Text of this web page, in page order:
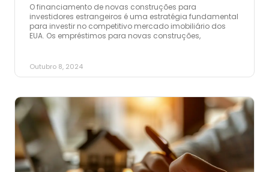
O financiamento de novas construções para
investidores estrangeiros é uma estratégia fundamental
para investir no competitivo mercado imobiliário dos
EUA. Os empréstimos para novas construções,
Outubro 8, 2024